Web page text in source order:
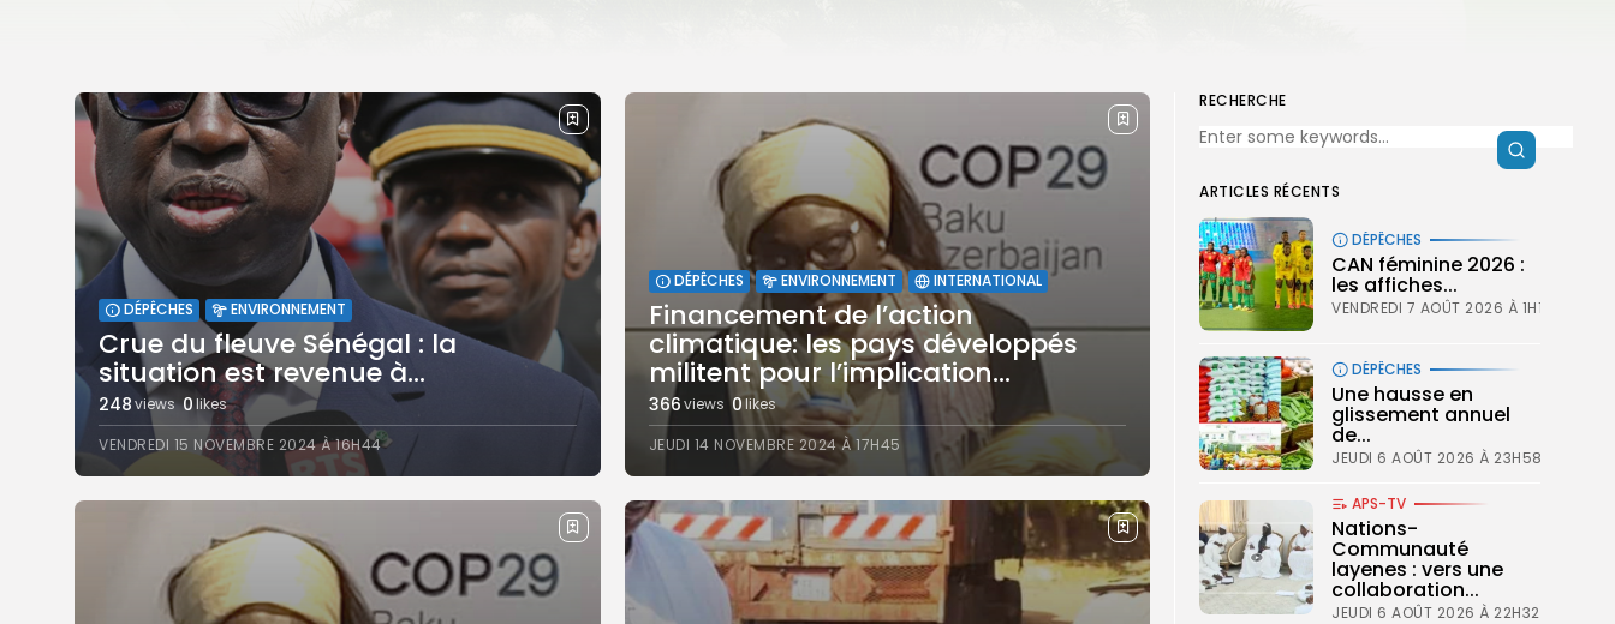
DÉPÊCHES ENVIRONNEMENT
Crue du fleuve Sénégal : la
situation est revenue à...
248views 0likes
VENDREDI 15 NOVEMBRE 2024 À 16H44
DÉPÊCHES ENVIRONNEMENT INTERNATIONAL
Financement de l’action
climatique: les pays développés
militent pour l’implication...
366views 0likes
JEUDI 14 NOVEMBRE 2024 À 17H45
RECHERCHE
ARTICLES RÉCENTS
DÉPÊCHES
CAN féminine 2026 :
les affiches...
VENDREDI 7 AOÛT 2026 À 1H16
DÉPÊCHES
Une hausse en
glissement annuel
de...
JEUDI 6 AOÛT 2026 À 23H58
APS-TV
Nations-
Communauté
layenes : vers une
collaboration...
JEUDI 6 AOÛT 2026 À 22H32